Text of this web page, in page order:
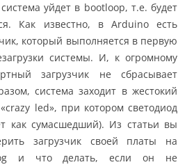
уйдет в bootloop, т.е. будет
Как известно, в Arduino есть
который выполняется в первую
системы. И, к огромному
загрузчик не сбрасывает
система заходит в жестокий
led», при котором светодиод
как сумасшедший). Из статьи вы
загрузчик своей платы на
и что делать, если он не